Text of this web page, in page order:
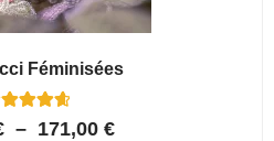
Féminisées
Noté
– 171,00 €